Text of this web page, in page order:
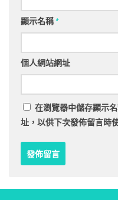
顯示名稱*
個人網站網址
在瀏覽器中儲存顯示
址，以供下次發佈留言時